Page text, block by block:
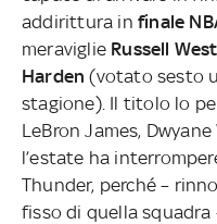
addirittura in finale
meraviglie Russell
Harden (votato sesto
stagione). Il titolo lo
LeBron James,
l’estate ha
Thunder, perché –
fisso di quella squadra